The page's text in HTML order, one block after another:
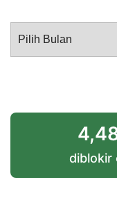
Arsip
diblokir